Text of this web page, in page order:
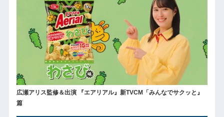
広瀬アリス監修＆出演 『エアリアル』新TVCM「みんなでサクッと』
篇